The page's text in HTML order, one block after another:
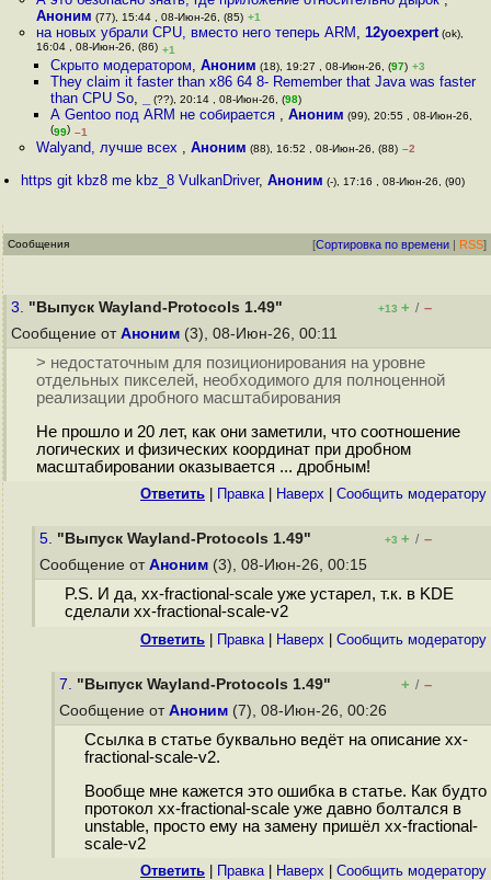
Аноним (77), 15:44 , 08-Июн-26, (85) +1
на новых убрали CPU, вместо него теперь ARM , 12yoexpert(ok),
16:04 , 08-Июн-26, (86) +1
Скрыто модератором, Аноним (18), 19:27 , 08-Июн-26, (97) +3
They claim it faster than x86 64 8- Remember that Java was faster
than CPU So, (??), 20:14 , 08-Июн-26, (98)
А Gentoo под ARM не собирается , Аноним (99), 20:55 , 08-Июн-26,
(99) –1
Walyand, лучше всех , Аноним (88), 16:52 , 08-Июн-26, (88) –2
https git kbz8 me kbz_8 VulkanDriver,Аноним (-), 17:16 , 08-Июн-26, (90)
Сообщения [Сортировка по времени | RSS]
3. "Выпуск Wayland-Protocols 1.49" +13 + / –
Сообщение от Аноним (3), 08-Июн-26, 00:11
> недостаточным для позиционирования на уровне
отдельных пикселей, необходимого для полноценной
реализации дробного масштабирования
Не прошло и 20 лет, как они заметили, что соотношение
логических и физических координат при дробном
масштабировании оказывается ... дробным!
Ответить Правка| Наверх Cообщить модератору
5. "Выпуск Wayland-Protocols 1.49" +3 + / –
Сообщение от Аноним (3), 08-Июн-26, 00:15
P.S. И да, xx-fractional-scale уже устарел, т.к. в KDE
сделали xx-fractional-scale-v2
Ответить Правка| Наверх Cообщить модератору
7. "Выпуск Wayland-Protocols 1.49" + / –
Сообщение от Аноним (7), 08-Июн-26, 00:26
Ссылка в статье буквально ведёт на описание xx-
fractional-scale-v2.
Вообще мне кажется это ошибка в статье. Как будто
протокол xx-fractional-scale уже давно болтался в
unstable, просто ему на замену пришёл xx-fractional-
scale-v2
Ответить Правка| Наверх Cообщить модератору